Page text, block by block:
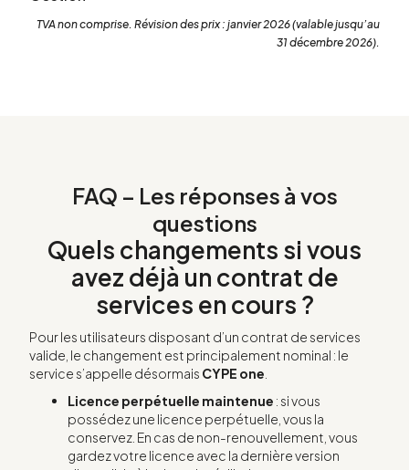
TVA non comprise. Révision des prix : janvier 2026 (valable jusqu’au
31 décembre 2026).
FAQ – Les réponses à vos
questions
Quels changements si vous
avez déjà un contrat de
services en cours ?
Pour les utilisateurs disposant d’un contrat de services
valide, le changement est principalement nominal : le
service s’appelle désormais CYPE one
Licence perpétuelle maintenue : si vous
possédez une licence perpétuelle, vous la
conservez. En cas de non-renouvellement, vous
gardez votre licence avec la dernière version